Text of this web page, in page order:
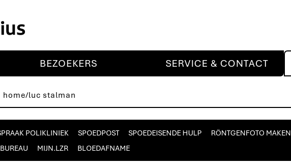
BEZOEKERS SERVICE & CONTACT
home/luc stalman
POLIKLINIEK SPOEDPOST SPOEDEISENDE HULP RÖNTGENFOTO MAKEN
MIJN.LZR BLOEDAFNAME